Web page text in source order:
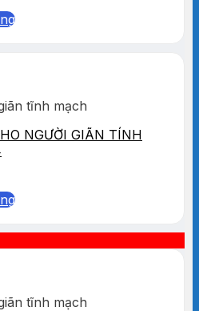
tĩnh mạch
NGƯỜI GIÃN TÍNH
tĩnh mạch